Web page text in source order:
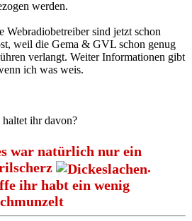
werden.
Webradiobetreiber sind jetzt schon
weil die Gema & GVL schon genug
verlangt. Weiter Informationen gibt
ich was weis.
haltet ihr davon?
war natürlich nur ein
.
ihr habt ein wenig